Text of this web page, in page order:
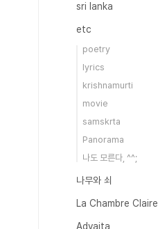
sri lanka
etc
poetry
lyrics
krishnamurti
movie
samskrta
Panorama
나도 모른다, ^^;
나무와 쇠
La Chambre Claire
Advaita